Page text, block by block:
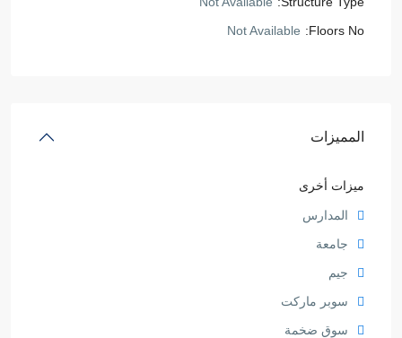
Floors No:
Not Available
المميزات
ميزات أخرى
المدارس
جامعة
جيم
سوبر ماركت
سوق ضخمة